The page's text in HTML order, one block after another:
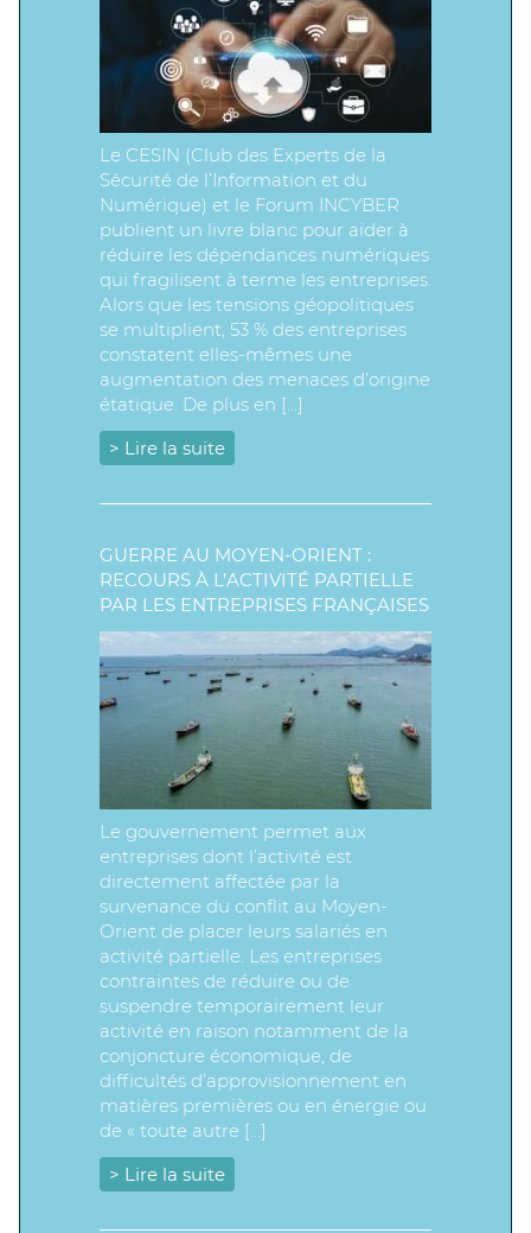
Le CESIN (Club des Experts de la
Sécurité de l’Information et du
Numérique) et le Forum INCYBER
publient un livre blanc pour aider à
réduire les dépendances numériques
qui fragilisent à terme les entreprises.
Alors que les tensions géopolitiques
se multiplient, 53 % des entreprises
constatent elles-mêmes une
augmentation des menaces d’origine
étatique. De plus en […]
> Lire la suite
GUERRE AU MOYEN-ORIENT :
RECOURS À L’ACTIVITÉ PARTIELLE
PAR LES ENTREPRISES FRANÇAISES
Le gouvernement permet aux
entreprises dont l’activité est
directement affectée par la
survenance du conflit au Moyen-
Orient de placer leurs salariés en
activité partielle. Les entreprises
contraintes de réduire ou de
suspendre temporairement leur
activité en raison notamment de la
conjoncture économique, de
difficultés d’approvisionnement en
matières premières ou en énergie ou
de « toute autre […]
> Lire la suite